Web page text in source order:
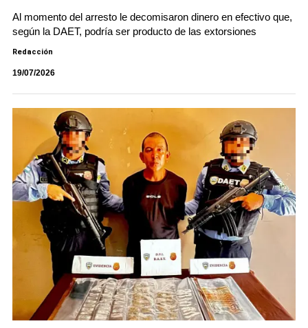
Al momento del arresto le decomisaron dinero en efectivo que,
según la DAET, podría ser producto de las extorsiones
Redacción
19/07/2026